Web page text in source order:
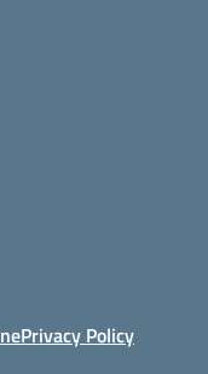
Privacy Policy